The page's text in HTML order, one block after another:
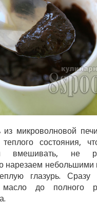
из микроволновой
состояния,
вмешивать, не
нарезаем небольшими
глазурь. Сразу
до полного